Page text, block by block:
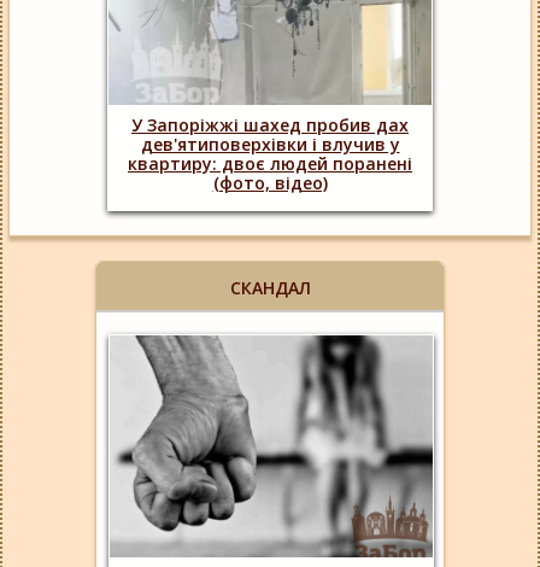
СКАНДАЛ
У Запоріжжі шахед пробив дах
дев'ятиповерхівки і влучив у
квартиру: двоє людей поранені
(фото, відео)